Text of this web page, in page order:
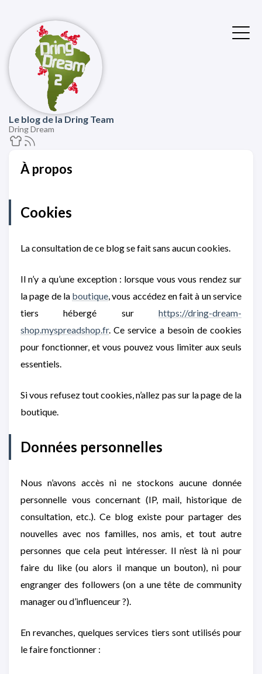
Le blog de la Dring Team
Dring Dream
À propos
Cookies
La consultation de ce blog se fait sans aucun cookies.
Il n’y a qu’une exception : lorsque vous vous rendez sur
la page de la boutique, vous accédez en fait à un service
tiers hébergé sur https://dring-dream-
shop.myspreadshop.fr. Ce service a besoin de cookies
pour fonctionner, et vous pouvez vous limiter aux seuls
essentiels.
Si vous refusez tout cookies, n’allez pas sur la page de la
boutique.
Données personnelles
Nous n’avons accès ni ne stockons aucune donnée
personnelle vous concernant (IP, mail, historique de
consultation, etc.). Ce blog existe pour partager des
nouvelles avec nos familles, nos amis, et tout autre
personnes que cela peut intéresser. Il n’est là ni pour
faire du like (ou alors il manque un bouton), ni pour
engranger des followers (on a une tête de community
manager ou d’influenceur ?).
En revanches, quelques services tiers sont utilisés pour
le faire fonctionner :